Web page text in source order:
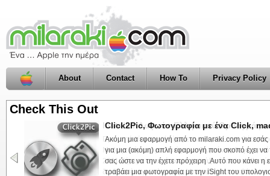
About Contact How To Privacy Policy
Check This Out
Click2Pic, Φωτογραφία με ένα Click,
Ακόμη μια εφαρμογή από το milaraki.com για εσάς
για μια (ακόμη) απλή εφαρμογή που σκοπό έχει να
σας ώστε να την έχετε πρόχειρη .Αυτό που κάνει η
τραβάει μια φωτογραφία με την iSight του